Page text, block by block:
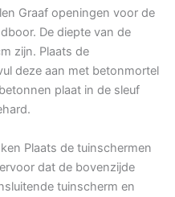
Graaf openingen voor de
De diepte van de
zijn. Plaats de
deze aan met betonmortel
plaat in de sleuf
Plaats de tuinschermen
dat de bovenzijde
tuinscherm en